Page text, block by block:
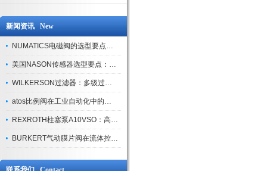
新闻资讯 New
NUMATICS电磁阀的选型要点与使用注意事项
美国NASON传感器选型要点：精度、量程与接口适配指南
WILKERSON过滤器：多级过滤技术，适配多行业净化需求
atos比例阀在工业自动化中的关键应用
REXROTH柱塞泵A10VSO：高效液压系统的核心组件
BURKERT气动膜片阀在流体控制中的应用